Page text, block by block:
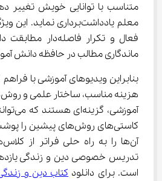
متناسب با توانایی خویش تغییر
فعال و تکرار
ماندگاری مطالب در حافظه دانش آموز
بنابراین ویدیوهای آموزشی با
کاستی‌های روش‌های
تدریس خصوصی دین و زندگی
است. برای دانلود کتاب دین و